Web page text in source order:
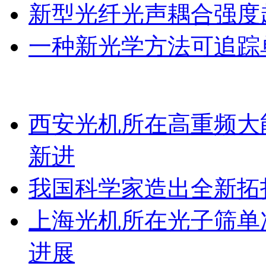
新型光纤光声耦合强
一种新光学方法可追
西安光机所在高重频
新进
我国科学家造出全新拓
上海光机所在光子筛
进展